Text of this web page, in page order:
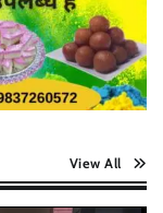
View All